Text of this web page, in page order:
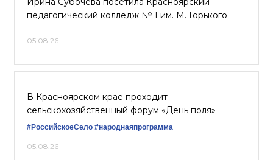
педагогический колледж № 1 им. М. Горького
05.08.26
В Красноярском крае проходит
сельскохозяйственный форум «День поля»
#РоссийскоеСело #народнаяпрограмма
05.08.26